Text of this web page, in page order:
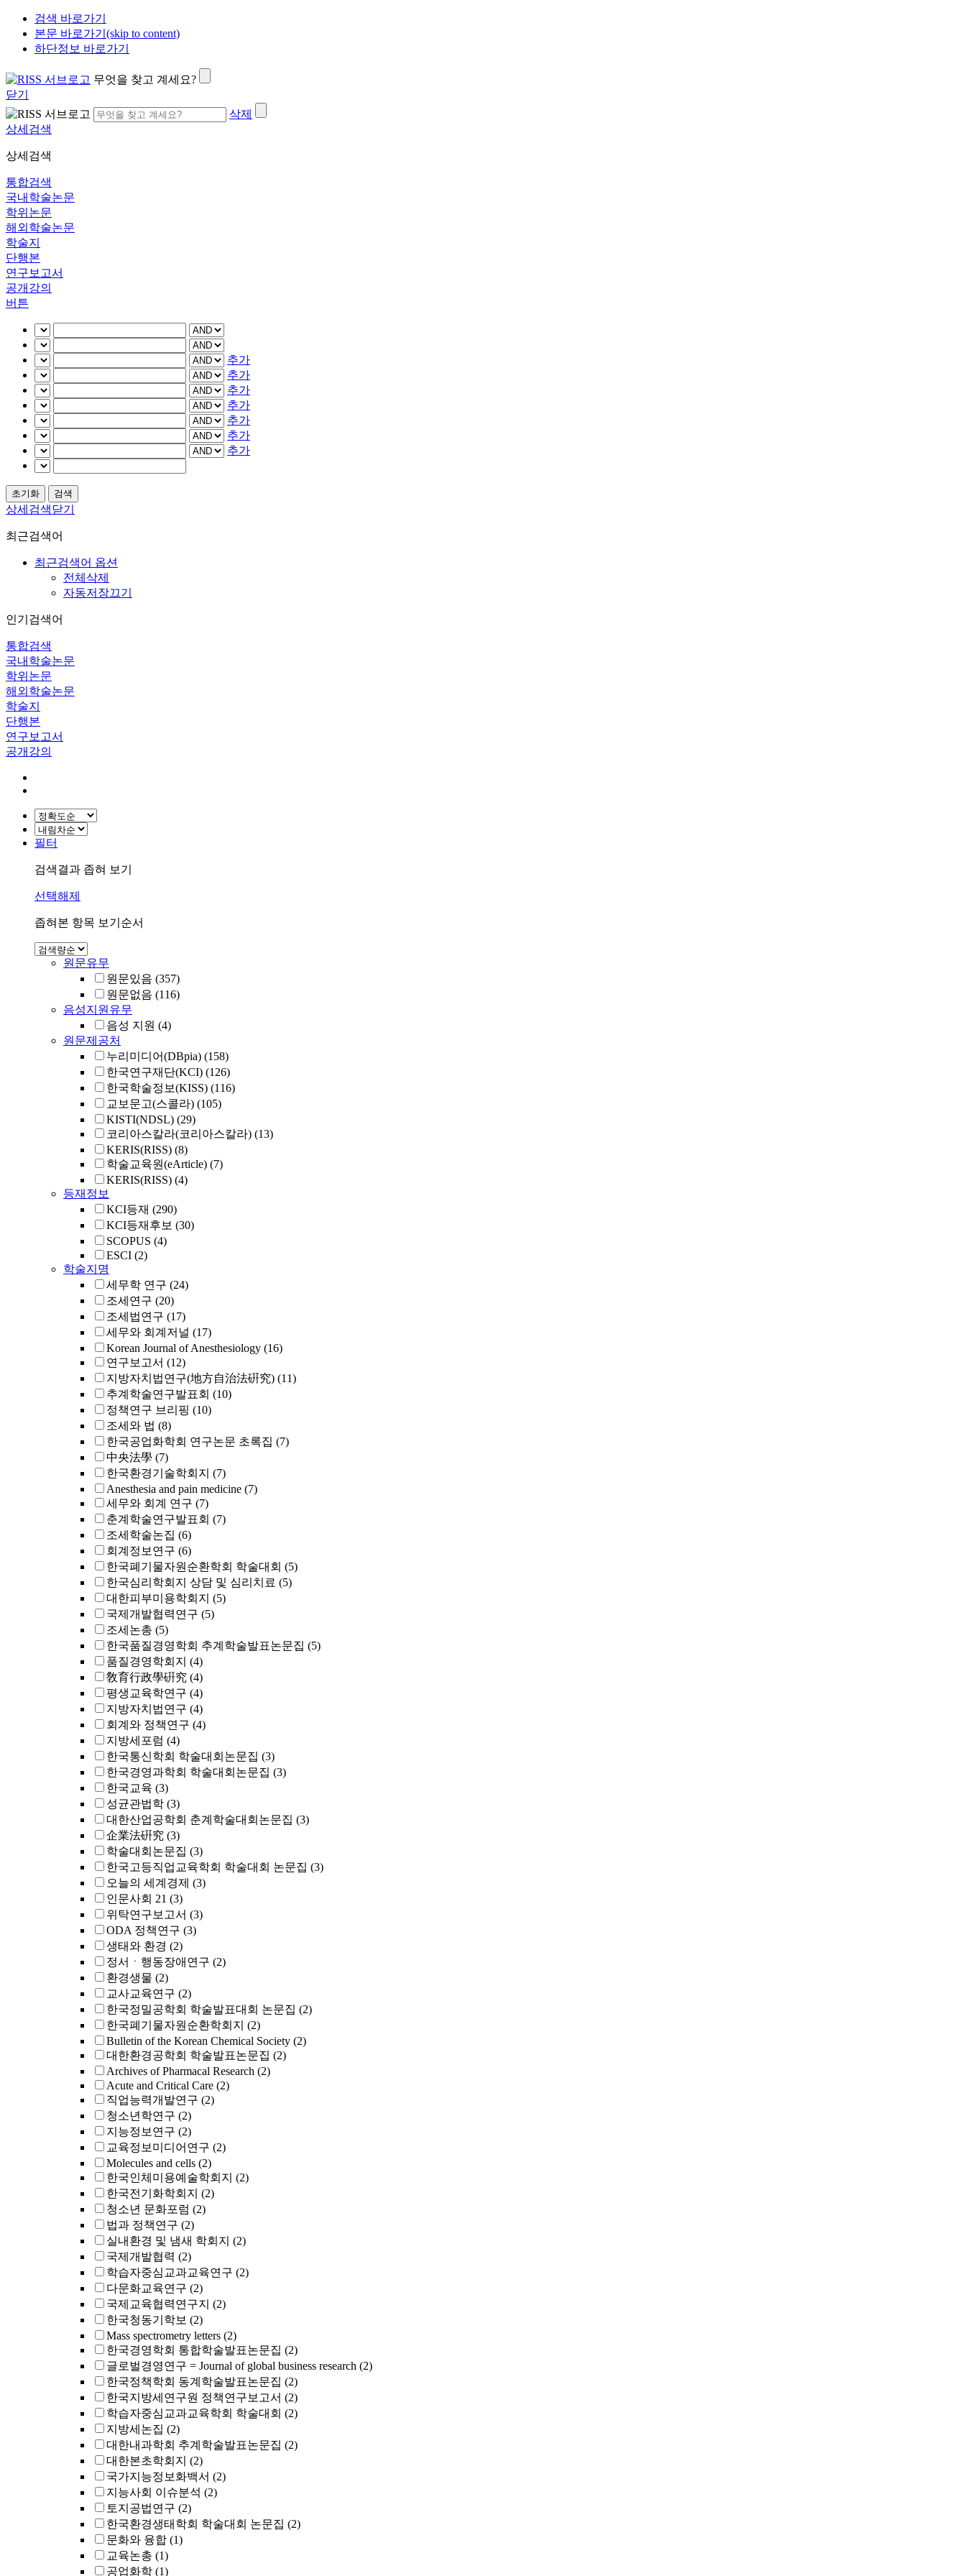
검색 바로가기
본문 바로가기(skip to content)
하단정보 바로가기
무엇을 찾고 계세요?
닫기
삭제
상세검색
상세검색
통합검색
국내학술논문
학위논문
해외학술논문
학술지
단행본
연구보고서
공개강의
버튼
추가
추가
추가
추가
추가
추가
추가
상세검색닫기
최근검색어
최근검색어 옵션
전체삭제
자동저장끄기
인기검색어
통합검색
국내학술논문
학위논문
해외학술논문
학술지
단행본
연구보고서
공개강의
필터
검색결과 좁혀 보기
선택해제
좁혀본 항목 보기순서
원문유무
원문있음 (357)
원문없음 (116)
음성지원유무
음성 지원 (4)
원문제공처
누리미디어(DBpia) (158)
한국연구재단(KCI) (126)
한국학술정보(KISS) (116)
교보문고(스콜라) (105)
KISTI(NDSL) (29)
코리아스칼라(코리아스칼라) (13)
KERIS(RISS) (8)
학술교육원(eArticle) (7)
KERIS(RISS) (4)
등재정보
KCI등재 (290)
KCI등재후보 (30)
SCOPUS (4)
ESCI (2)
학술지명
세무학 연구 (24)
조세연구 (20)
조세법연구 (17)
세무와 회계저널 (17)
Korean Journal of Anesthesiology (16)
연구보고서 (12)
지방자치법연구(地方自治法硏究) (11)
추계학술연구발표회 (10)
정책연구 브리핑 (10)
조세와 법 (8)
한국공업화학회 연구논문 초록집 (7)
中央法學 (7)
한국환경기술학회지 (7)
Anesthesia and pain medicine (7)
세무와 회계 연구 (7)
춘계학술연구발표회 (7)
조세학술논집 (6)
회계정보연구 (6)
한국폐기물자원순환학회 학술대회 (5)
한국심리학회지 상담 및 심리치료 (5)
대한피부미용학회지 (5)
국제개발협력연구 (5)
조세논총 (5)
한국품질경영학회 추계학술발표논문집 (5)
품질경영학회지 (4)
敎育行政學硏究 (4)
평생교육학연구 (4)
지방자치법연구 (4)
회계와 정책연구 (4)
지방세포럼 (4)
한국통신학회 학술대회논문집 (3)
한국경영과학회 학술대회논문집 (3)
한국교육 (3)
성균관법학 (3)
대한산업공학회 춘계학술대회논문집 (3)
企業法硏究 (3)
학술대회논문집 (3)
한국고등직업교육학회 학술대회 논문집 (3)
오늘의 세계경제 (3)
인문사회 21 (3)
위탁연구보고서 (3)
ODA 정책연구 (3)
생태와 환경 (2)
정서ㆍ행동장애연구 (2)
환경생물 (2)
교사교육연구 (2)
한국정밀공학회 학술발표대회 논문집 (2)
한국폐기물자원순환학회지 (2)
Bulletin of the Korean Chemical Society (2)
대한환경공학회 학술발표논문집 (2)
Archives of Pharmacal Research (2)
Acute and Critical Care (2)
직업능력개발연구 (2)
청소년학연구 (2)
지능정보연구 (2)
교육정보미디어연구 (2)
Molecules and cells (2)
한국인체미용예술학회지 (2)
한국전기화학회지 (2)
청소년 문화포럼 (2)
법과 정책연구 (2)
실내환경 및 냄새 학회지 (2)
국제개발협력 (2)
학습자중심교과교육연구 (2)
다문화교육연구 (2)
국제교육협력연구지 (2)
한국청동기학보 (2)
Mass spectrometry letters (2)
한국경영학회 통합학술발표논문집 (2)
글로벌경영연구 = Journal of global business research (2)
한국정책학회 동계학술발표논문집 (2)
한국지방세연구원 정책연구보고서 (2)
학습자중심교과교육학회 학술대회 (2)
지방세논집 (2)
대한내과학회 추계학술발표논문집 (2)
대한본초학회지 (2)
국가지능정보화백서 (2)
지능사회 이슈분석 (2)
토지공법연구 (2)
한국환경생태학회 학술대회 논문집 (2)
문화와 융합 (1)
교육논총 (1)
공업화학 (1)